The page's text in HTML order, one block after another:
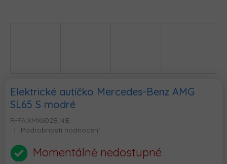
Elektrické autíčko Mercedes-Benz AMG
SL65 S modré
R-PA.XMX602B.NIE
Průměrné
produktu
je
Podrobnosti hodnocení
Momentálně nedostupné